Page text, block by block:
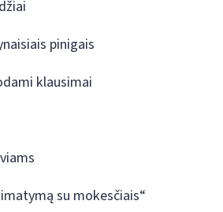
pinigais
klausimai
su mokesčiais“